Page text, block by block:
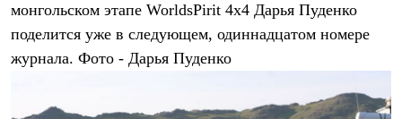
Брюки
Женская одежда
Утепленная пухом
Жилеты
монгольском этапе WorldsPirit 4х4 Дарья Пуденко
поделится уже в следующем, одиннадцатом номере
журнала. Фото - Дарья Пуденко